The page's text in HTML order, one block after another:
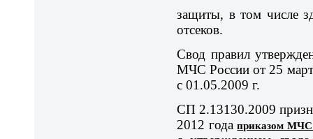
защиты, в том числе
отсеков.
Свод правил
МЧС России от 25
с 01.05.2009 г.
СП 2.13130.2009
2012 годаприказом МЧС